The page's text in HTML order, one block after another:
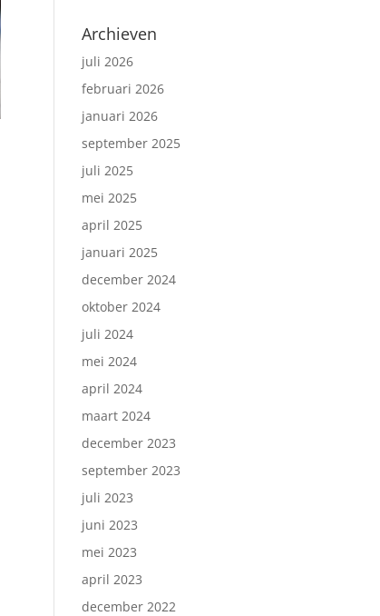
Archieven
juli 2026
februari 2026
januari 2026
september 2025
juli 2025
mei 2025
april 2025
januari 2025
december 2024
oktober 2024
juli 2024
mei 2024
april 2024
maart 2024
december 2023
september 2023
juli 2023
juni 2023
mei 2023
april 2023
december 2022